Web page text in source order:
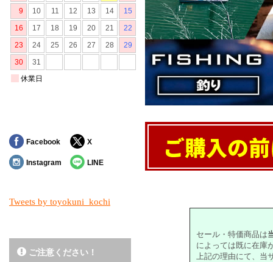
セール・特価商品は
によっては既に在庫
上記の理由にて、当
Facebook X
Instagram LINE
Tweets by toyokuni_kochi
ご注意ください！